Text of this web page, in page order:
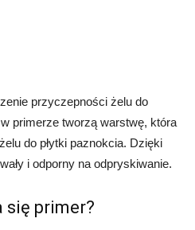
przyczepności żelu do
primerze tworzą warstwę, która
do płytki paznokcia. Dzięki
i odporny na odpryskiwanie.
się primer?